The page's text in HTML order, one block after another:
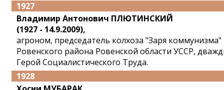
1927
Владимир Антонович ПЛЮТИНСКИЙ
(1927 - 14.9.2009),
агроном, председатель колхоза "Заря коммунизма"
Ровенского района Ровенской области УССР,
Герой Социалистического Труда.
1928